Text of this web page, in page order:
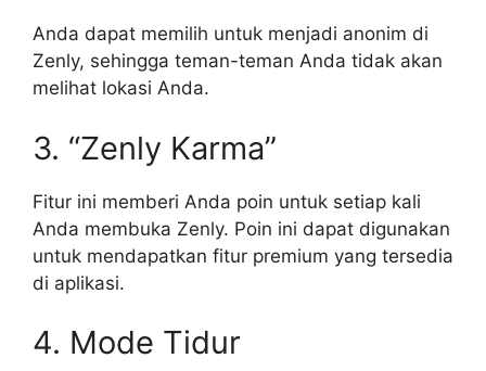
Anda dapat memilih untuk menjadi anonim di
Zenly, sehingga teman-teman Anda tidak akan
melihat lokasi Anda.
3. “Zenly Karma”
Fitur ini memberi Anda poin untuk setiap kali
Anda membuka Zenly. Poin ini dapat digunakan
untuk mendapatkan fitur premium yang tersedia
di aplikasi.
4. Mode Tidur